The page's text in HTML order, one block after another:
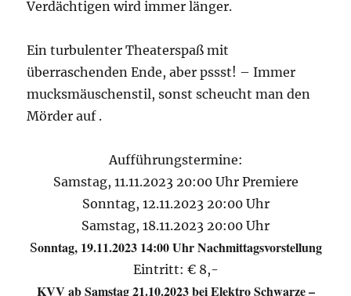
Verdächtigen wird immer länger.
Ein turbulenter Theaterspaß mit
überraschenden Ende, aber pssst! – Immer
mucksmäuschenstil, sonst scheucht man den
Mörder auf .
Aufführungstermine:
Samstag, 11.11.2023 20:00 Uhr Premiere
Sonntag, 12.11.2023 20:00 Uhr
Samstag, 18.11.2023 20:00 Uhr
Sonntag, 19.11.2023 14:00 Uhr Nachmittagsvorstellung
Eintritt: € 8,-
KVV ab Samstag 21.10.2023 bei Elektro Schwarze –